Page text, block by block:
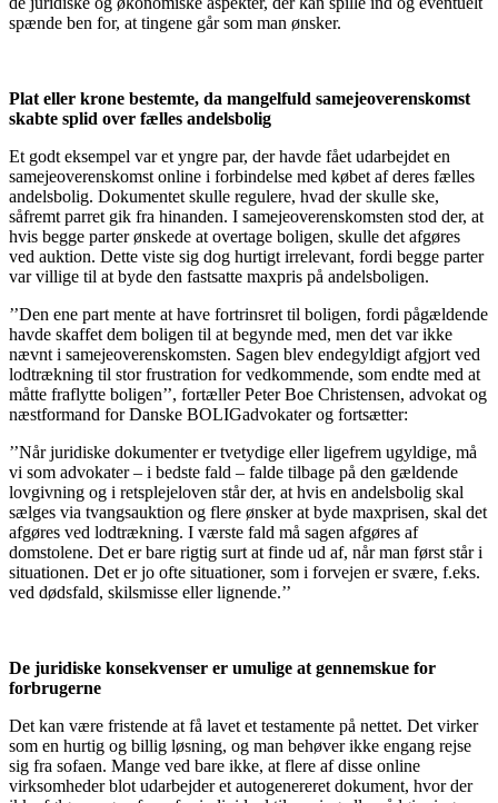
spænde ben for, at tingene går som man ønsker.
Plat eller krone bestemte, da mangelfuld samejeoverenskomst
skabte splid over fælles andelsbolig
Et godt eksempel var et yngre par, der havde fået udarbejdet en
samejeoverenskomst online i forbindelse med købet af deres fælles
andelsbolig. Dokumentet skulle regulere, hvad der skulle ske,
såfremt parret gik fra hinanden. I samejeoverenskomsten stod der, at
hvis begge parter ønskede at overtage boligen, skulle det afgøres
ved auktion. Dette viste sig dog hurtigt irrelevant, fordi begge parter
var villige til at byde den fastsatte maxpris på andelsboligen.
’’Den ene part mente at have fortrinsret til boligen, fordi pågældende
havde skaffet dem boligen til at begynde med, men det var ikke
nævnt i samejeoverenskomsten. Sagen blev endegyldigt afgjort ved
lodtrækning til stor frustration for vedkommende, som endte med at
måtte fraflytte boligen’’, fortæller Peter Boe Christensen, advokat og
næstformand for Danske BOLIGadvokater og fortsætter:
’’Når juridiske dokumenter er tvetydige eller ligefrem ugyldige, må
vi som advokater – i bedste fald – falde tilbage på den gældende
lovgivning og i retsplejeloven står der, at hvis en andelsbolig skal
sælges via tvangsauktion og flere ønsker at byde maxprisen, skal det
afgøres ved lodtrækning. I værste fald må sagen afgøres af
domstolene. Det er bare rigtig surt at finde ud af, når man først står i
situationen. Det er jo ofte situationer, som i forvejen er svære, f.eks.
ved dødsfald, skilsmisse eller lignende.’’
De juridiske konsekvenser er umulige at gennemskue for
forbrugerne
Det kan være fristende at få lavet et testamente på nettet. Det virker
som en hurtig og billig løsning, og man behøver ikke engang rejse
sig fra sofaen. Mange ved bare ikke, at flere af disse online
virksomheder blot udarbejder et autogenereret dokument, hvor der